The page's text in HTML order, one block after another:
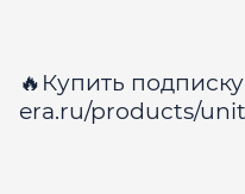
🔥Купить
era.ru/products/